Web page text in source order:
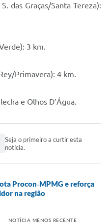
das Graças/Santa Tereza):
3 km.
Primavera): 4 km.
e Olhos D’Água.
Seja o primeiro a curtir esta
notícia.
Procon‑MPMG e reforça
na região
NOTÍCIA MENOS RECENTE